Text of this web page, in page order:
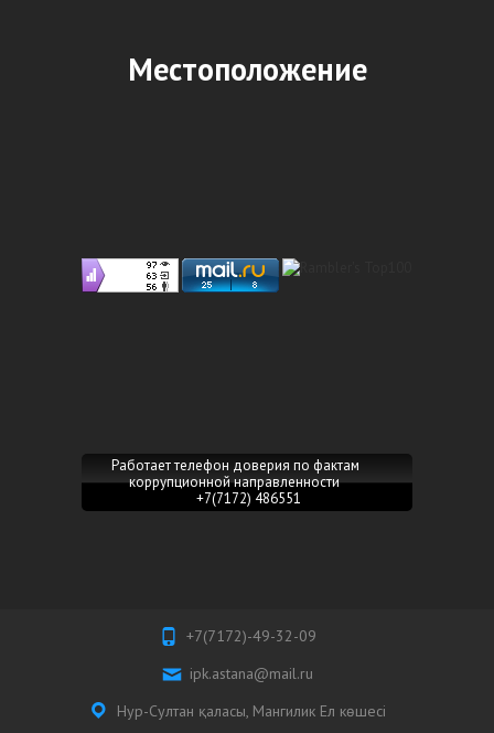
Местоположение
Работает телефон доверия по фактам
коррупционной направленности
+7(7172) 486551
+7(7172)-49-32-09
ipk.astana@mail.ru
Нур-Султан қаласы, Мангилик Ел көшесі